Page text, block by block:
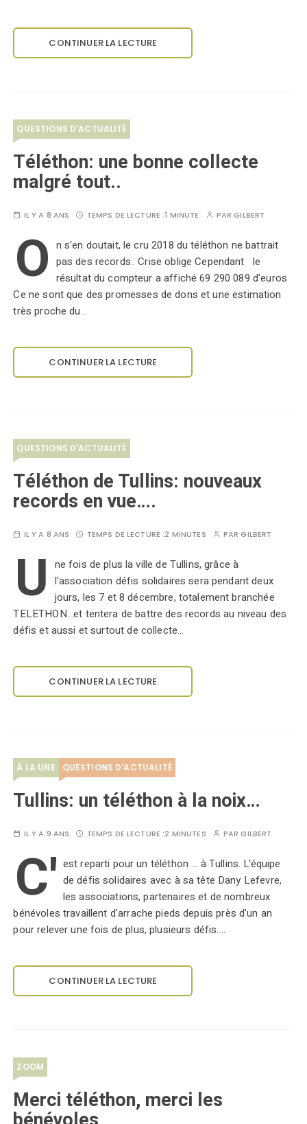
CONTINUER LA LECTURE
QUESTIONS D'ACTUALITÉ
Téléthon: une bonne collecte
malgré tout..
IL Y A 8 ANS TEMPS DE LECTURE :1 MINUTE PARGILBERT
O n s'en doutait, le cru 2018 du téléthon ne battrait
pas des records.. Crise oblige Cependant le
résultat du compteur a affiché 69 290 089 d'euros
Ce ne sont que des promesses de dons et une estimation
très proche du…
CONTINUER LA LECTURE
QUESTIONS D'ACTUALITÉ
Téléthon de Tullins: nouveaux
records en vue….
IL Y A 8 ANS TEMPS DE LECTURE :2 MINUTES PARGILBERT
U ne fois de plus la ville de Tullins, grâce à
l'association défis solidaires sera pendant deux
jours, les 7 et 8 décembre, totalement branchée
TELETHON...et tentera de battre des records au niveau des
défis et aussi et surtout de collecte…
CONTINUER LA LECTURE
À LA UNE QUESTIONS D'ACTUALITÉ
Tullins: un téléthon à la noix…
IL Y A 9 ANS TEMPS DE LECTURE :2 MINUTES PARGILBERT
C' est reparti pour un téléthon ... à Tullins. L'équipe
de défis solidaires avec à sa tête Dany Lefevre,
les associations, partenaires et de nombreux
bénévoles travaillent d'arrache pieds depuis près d'un an
pour relever une fois de plus, plusieurs défis.…
CONTINUER LA LECTURE
ZOOM
Merci téléthon, merci les